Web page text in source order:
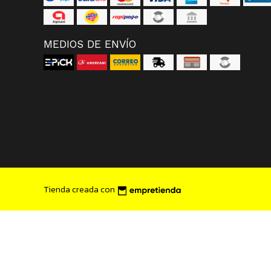
MEDIOS DE ENVÍO
Tienda creada con